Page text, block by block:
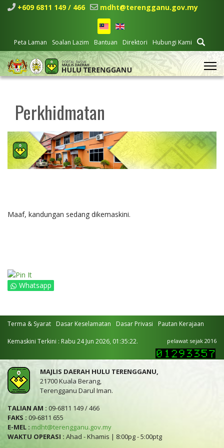
+609 6811 149 / 466 mdht@terengganu.gov.my
Peta Laman Soalan Lazim Bantuan Direktori Hubungi Kami
Perkhidmatan
Maaf, kandungan sedang dikemaskini.
Whatsapp
Terma & Syarat Dasar Keselamatan Dasar Privasi Pautan Kerajaan
Kemaskini Terkini : Rabu 24 Jun 2026, 01:35:22. pelawat sejak 2016
MAJLIS DAERAH HULU TERENGGANU,
21700 Kuala Berang,
Terengganu Darul Iman.
TALIAN AM : 09-6811 149 / 466
FAKS : 09-6811 655
E-MEL : mdht@terengganu.gov.my
WAKTU OPERASI : Ahad - Khamis | 8:00pg - 5:00ptg